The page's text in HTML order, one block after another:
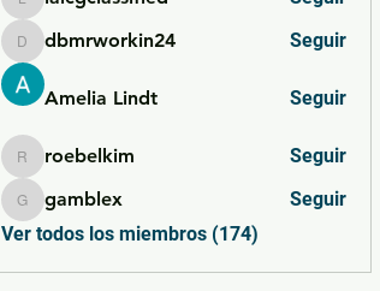
lalcgclassified
dbmrworkin24
dbmrworkin24 Seguir
Amelia Lindt Seguir
roebelkim
roebelkim Seguir
gamblex
gamblex
Seguir
Ver todos los miembros (174)